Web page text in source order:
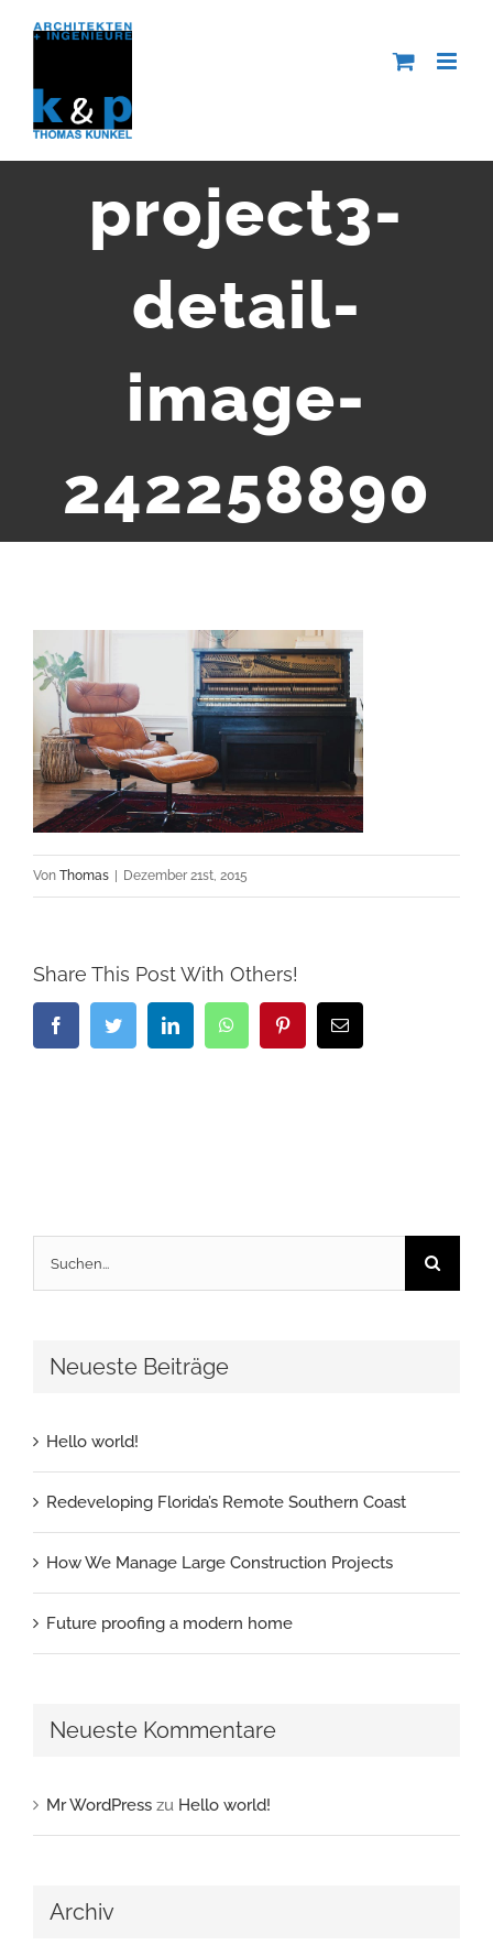
springen
project3-
detail-
image-
242258890
Von Thomas Dezember 21st, 2015
Share This Post With Others!
FacebookTwitter LinkedIn WhatsAppPinterestE-
Mail
Suche
nach:
Neueste Beiträge
Hello world!
Redeveloping Florida’s Remote Southern Coast
How We Manage Large Construction Projects
Future proofing a modern home
Neueste Kommentare
Mr WordPress zu Hello world!
Archiv